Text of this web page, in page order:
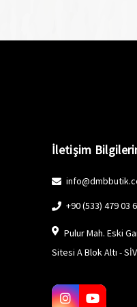
İletişim
+90 (533) 479 03
Pulur Mah. Eski
Sitesi A Blok Altı -